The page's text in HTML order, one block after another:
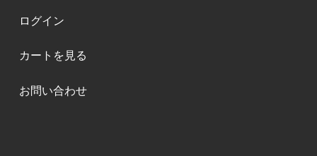
ログイン
カートを見る
お問い合わせ